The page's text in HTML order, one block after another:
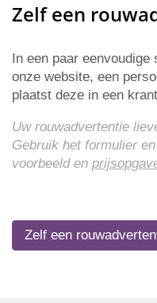
Zelf een
In een paar
onze website, een
plaatst deze in een
Uw rouwadvertentie
Gebruik het formulier
voorbeeld en
Zelf een